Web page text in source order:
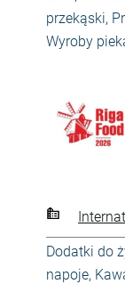
przekąski,
Wyroby
Dodatki do
napoje,